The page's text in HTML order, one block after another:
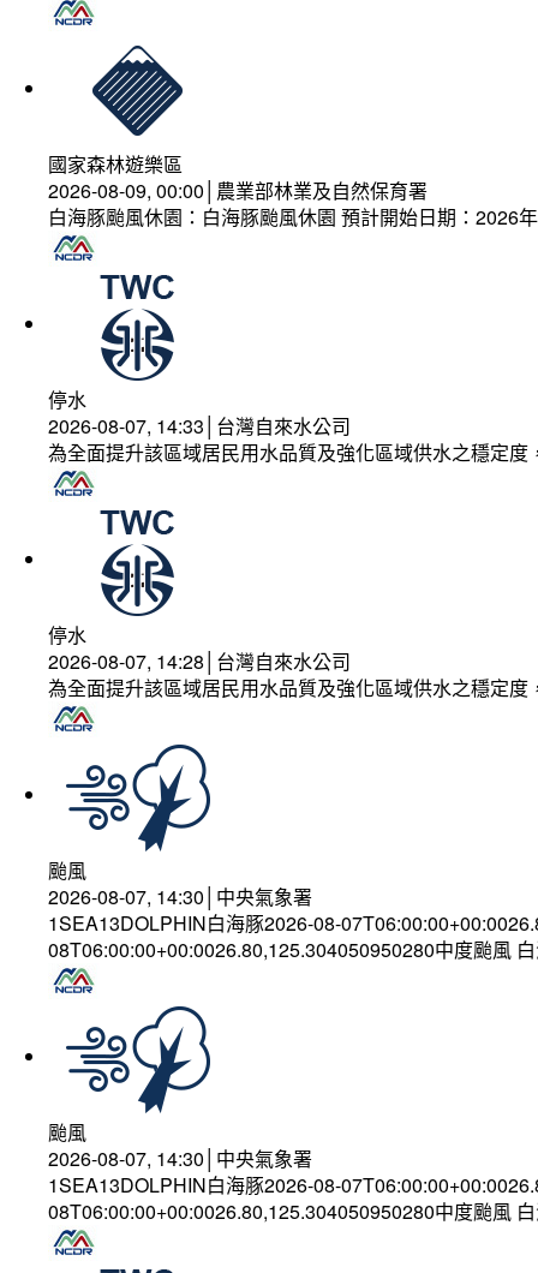
國家森林遊樂區
2026-08-09, 00:00│農業部林業及自然保育署
白海豚颱風休園：白海豚颱風休園 預計開始日期：2026
停水
2026-08-07, 14:33│台灣自來水公司
為全面提升該區域居民用水品質及強化區域供水之穩定
停水
2026-08-07, 14:28│台灣自來水公司
為全面提升該區域居民用水品質及強化區域供水之穩定
颱風
2026-08-07, 14:30│中央氣象署
1SEA13DOLPHIN白海豚2026-08-
08T06:00:00+00:0026.80,125.304050950280中度颱風
颱風
2026-08-07, 14:30│中央氣象署
1SEA13DOLPHIN白海豚2026-08-
08T06:00:00+00:0026.80,125.304050950280中度颱風